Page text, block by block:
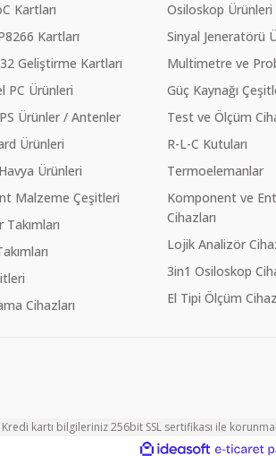
Kartları
Kartları
Geliştirme Kartları
PC Ürünleri
Ürünler / Antenler
Ürünleri
Ürünleri
Malzeme Çeşitleri
Cihazları
Osiloskop Ürünleri
Sinyal Jeneratörü
Multimetre ve
Güç Kaynağı
Test ve Ölçüm
R-L-C Kutuları
Termoelemanlar
Komponent ve
Cihazları
Lojik Analizör
3in1 Osiloskop
El Tipi Ölçüm
kartı bilgileriniz 256bit SSL sertifikası ile
ideasoft